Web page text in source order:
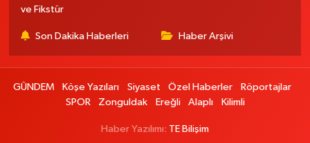
ve Fikstür
Son Dakika Haberleri Haber Arşivi
GÜNDEM Köşe Yazıları Siyaset Özel Haberler
Röportajlar
SPOR
Zonguldak Ereğli Alaplı Kilimli
Haber Yazılımı: TE Bilişim